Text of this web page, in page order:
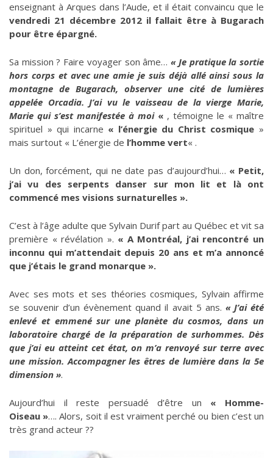
enseignant à Arques dans l’Aude, et il était convaincu que le
vendredi 21 décembre 2012 il fallait être à Bugarach
pour être épargné.
Sa mission ? Faire voyager son âme…« Je pratique la sortie
hors corps et avec une amie je suis déjà allé ainsi sous la
montagne de Bugarach, observer une cité de lumières
appelée Orcadia. J’ai vu le vaisseau de la vierge Marie,
Marie qui s’est manifestée à moi « , témoigne le « maître
spirituel » qui incarne « l’énergie du Christ cosmique »
mais surtout « L’énergie de l’homme vert« .
Un don, forcément, qui ne date pas d’aujourd’hui… « Petit,
j’ai vu des serpents danser sur mon lit et là ont
commencé mes visions surnaturelles ».
C’est à l’âge adulte que Sylvain Durif part au Québec et vit sa
première « révélation ». « A Montréal, j’ai rencontré un
inconnu qui m’attendait depuis 20 ans et m’a annoncé
que j’étais le grand monarque ».
Avec ses mots et ses théories cosmiques, Sylvain affirme
se souvenir d’un évènement quand il avait 5 ans. « J’ai été
enlevé et emmené sur une planète du cosmos, dans un
laboratoire chargé de la préparation de surhommes. Dès
que j’ai eu atteint cet état, on m’a renvoyé sur terre avec
une mission. Accompagner les êtres de lumière dans la 5e
dimension ».
Aujourd’hui il reste persuadé d’être un « Homme-
Oiseau »…. Alors, soit il est vraiment perché ou bien c’est un
très grand acteur ??